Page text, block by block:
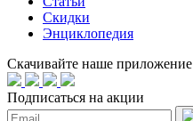
Скидки
Энциклопедия
Скачивайте наше приложение
Подписаться на акции